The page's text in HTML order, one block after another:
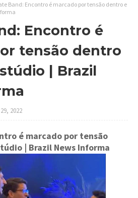
Band: Encontro é marcado por tensão dentro e
Encontro é
tensão dentro
| Brazil
2022
é marcado por tensão
| Brazil News Informa